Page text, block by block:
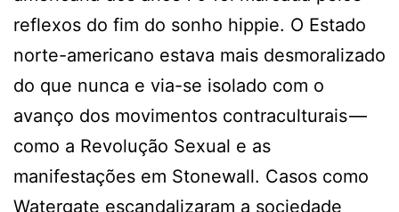
reflexos do fim do sonho hippie. O Estado
norte-americano estava mais desmoralizado
do que nunca e via-se isolado com o
avanço dos movimentos contraculturais —
como a Revolução Sexual e as
manifestações em Stonewall. Casos como
Watergate escandalizaram a sociedade